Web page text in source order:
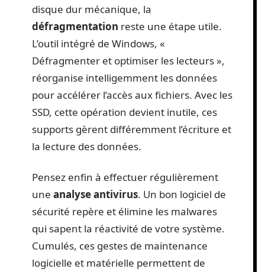
disque dur mécanique, la
défragmentation reste une étape utile.
L’outil intégré de Windows, «
Défragmenter et optimiser les lecteurs »,
réorganise intelligemment les données
pour accélérer l’accès aux fichiers. Avec les
SSD, cette opération devient inutile, ces
supports gèrent différemment l’écriture et
la lecture des données.
Pensez enfin à effectuer régulièrement
une analyse antivirus. Un bon logiciel de
sécurité repère et élimine les malwares
qui sapent la réactivité de votre système.
Cumulés, ces gestes de maintenance
logicielle et matérielle permettent de